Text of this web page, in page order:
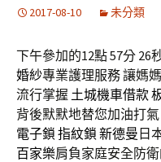
2017-08-10 未分類
下午參加的12點 57分 26
婚紗專業護理服務 讓媽
流行掌握 土城機車借款
背後默默地替您加油打氣
電子鎖 指紋鎖 新德曼 日
百家樂肩負家庭安全防